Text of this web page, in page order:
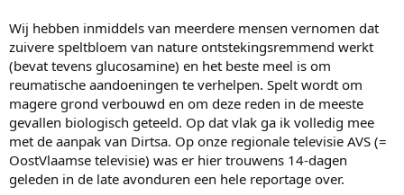
Wij hebben inmiddels van meerdere mensen vernomen dat
zuivere speltbloem van nature ontstekingsremmend werkt
(bevat tevens glucosamine) en het beste meel is om
reumatische aandoeningen te verhelpen. Spelt wordt om
magere grond verbouwd en om deze reden in de meeste
gevallen biologisch geteeld. Op dat vlak ga ik volledig mee
met de aanpak van Dirtsa. Op onze regionale televisie AVS (=
OostVlaamse televisie) was er hier trouwens 14-dagen
geleden in de late avonduren een hele reportage over.